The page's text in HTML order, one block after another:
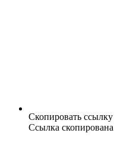
Скопировать ссылку
Ссылка скопирована